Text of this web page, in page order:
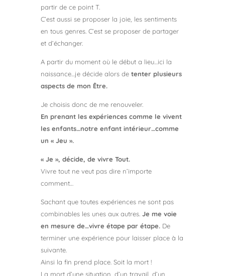
partir de ce point T.
C’est aussi se proposer la joie, les sentiments
en tous genres. C’est se proposer de partager
et d’échanger.
A partir du moment où le début a lieu…ici la
naissance…je décide alors de tenter plusieurs
aspects de mon Être.
Je choisis donc de me renouveler.
En prenant les expériences comme le vivent
les enfants…notre enfant intérieur…comme
un « Jeu ».
« Je », décide, de vivre Tout.
Vivre tout ne veut pas dire n’importe
comment…
Sachant que toutes expériences ne sont pas
combinables les unes aux autres. Je me voie
en mesure de…vivre étape par étape.De
terminer une expérience pour laisser place à la
suivante.
Ainsi la fin prend place. Soit la mort !
La mort d’une situation, d’un travail, d’un